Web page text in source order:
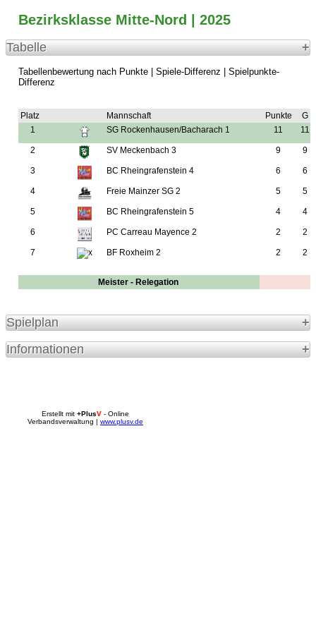
Bezirksklasse Mitte-Nord | 2025
Tabelle
Tabellenbewertung nach Punkte | Spiele-Differenz | Spielpunkte-
Differenz
Platz Mannschaft Punkte
G
1
SG Rockenhausen/Bacharach 1 11 11
2 SV Meckenbach 3 9 9
3 BC Rheingrafenstein 4 6 6
4 Freie Mainzer SG 2 5 5
5 BC Rheingrafenstein 5 4 4
6 PC Carreau Mayence 2 2 2
7 BF Roxheim 2 2 2
Meister - Relegation
Spielplan
Informationen
Erstellt mit +PlusV - Online
Verbandsverwaltung | www.plusv.de